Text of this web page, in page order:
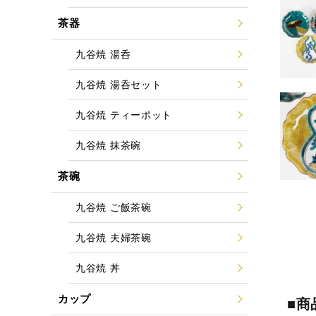
■商
茶器
九谷焼 湯呑
九谷焼 湯呑セット
九谷焼 ティーポット
九谷焼 抹茶碗
茶碗
九谷焼 ご飯茶碗
九谷焼 夫婦茶碗
九谷焼 丼
カップ